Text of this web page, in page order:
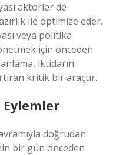
aktörler de
ile optimize eder.
veya politika
için önceden
iktidarın
kritik bir araçtır.
Eylemler
doğrudan
bir gün önceden